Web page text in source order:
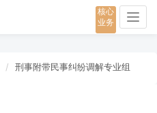
核心
业务
刑事附带民事纠纷调解专业组